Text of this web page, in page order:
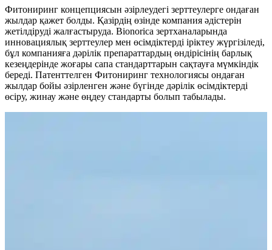
Фитониринг концепциясын әзірлеудегі зерттеулерге ондаған
жылдар қажет болды. Қазірдің өзінде компания әдістерін
жетілдіруді жалғастыруда. Bionorica зертханаларында
инновациялық зерттеулер мен өсімдіктерді іріктеу жүргізіледі,
бұл компанияға дәрілік препараттардың өндірісінің барлық
кезеңдерінде жоғары сапа стандарттарын сақтауға мүмкіндік
береді. Патенттелген Фитониринг технологиясы ондаған
жылдар бойы әзірленген және бүгінде дәрілік өсімдіктерді
өсіру, жинау және өңдеу стандарты болып табылады.